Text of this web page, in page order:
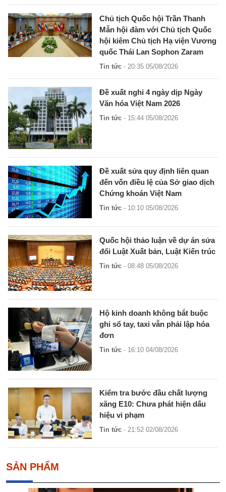
Chủ tịch Quốc hội Trần Thanh
Mẫn hội đàm với Chủ tịch Quốc
hội kiêm Chủ tịch Hạ viện Vương
quốc Thái Lan Sophon Zaram
Tin tức - 20:35 05/08/2026
Đề xuất nghỉ 4 ngày dịp Ngày
Văn hóa Việt Nam 2026
Tin tức - 15:44 05/08/2026
Đề xuất sửa quy định liên quan
đến vốn điều lệ của Sở giao dịch
Chứng khoán Việt Nam
Tin tức - 10:10 05/08/2026
Quốc hội thảo luận về dự án sửa
đổi Luật Xuất bản, Luật Kiến trúc
Tin tức - 08:48 05/08/2026
Hộ kinh doanh không bắt buộc
ghi sổ tay, taxi vẫn phải lập hóa
đơn
Tin tức - 16:10 04/08/2026
Kiểm tra bước đầu chất lượng
xăng E10: Chưa phát hiện dấu
hiệu vi phạm
Tin tức - 21:52 02/08/2026
SẢN PHẨM